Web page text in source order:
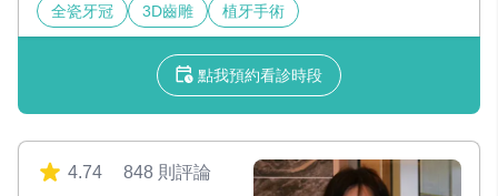
全瓷牙冠 3D齒雕 植牙手術
點我預約看診時段
4.74 848 則評論